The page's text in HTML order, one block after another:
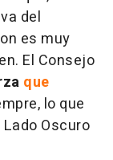
del
es muy
El Consejo
que
lo que
Oscuro